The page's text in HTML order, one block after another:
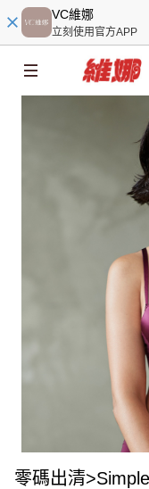
VC維娜
立刻使用官方APP
零碼出清